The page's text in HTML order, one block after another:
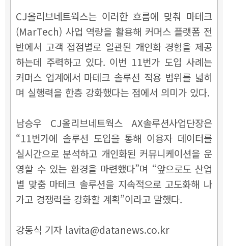
CJ올리브네트웍스는 이러한 흐름에 맞춰 마테크
(MarTech) 사업 역량을 활용해 커머스 플랫폼 전
반에서 고객 접점별로 일관된 개인화 경험을 제공
하는데 주력하고 있다. 이번 11번가 도입 사례는
커머스 업계에서 마테크 솔루션 적용 범위를 넓히
며 실행력을 한층 강화했다는 점에서 의미가 있다.
남승우 CJ올리브네트웍스 AX솔루션사업단장은
“11번가에 솔루션 도입을 통해 이용자 데이터를
실시간으로 분석하고 개인화된 커뮤니케이션을 운
영할 수 있는 환경을 마련했다”며 “앞으로도 산업
별 맞춤 마테크 솔루션을 지속적으로 고도화해 나
가고 경쟁력을 강화할 계획”이라고 말했다.
강동식 기자 lavita@datanews.co.kr